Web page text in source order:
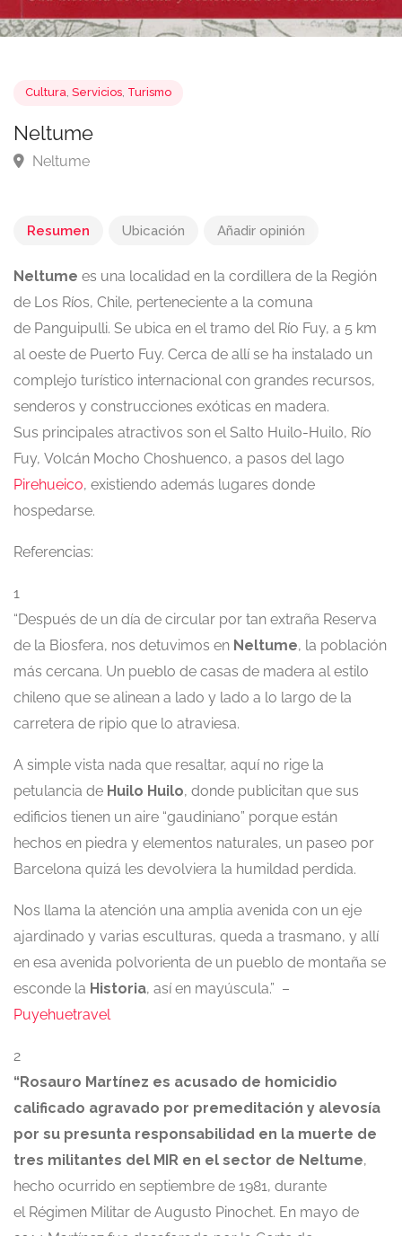
Cultura,Servicios
Resumen Ubicación Añadir opinión
Neltume es una localidad en la cordillera de la Región
de Los Ríos, Chile, perteneciente a la comuna
de Panguipulli. Se ubica en el tramo del Río Fuy, a 5 km
al oeste de Puerto Fuy. Cerca de allí se ha instalado un
complejo turístico internacional con grandes recursos,
senderos y construcciones exóticas en madera.
Sus principales atractivos son el Salto Huilo-Huilo, Río
Fuy, Volcán Mocho Choshuenco, a pasos del lago
Pirehueico, existiendo además lugares donde
hospedarse.
Referencias:
1
“Después de un día de circular por tan extraña Reserva
de la Biosfera, nos detuvimos en Neltume, la población
más cercana. Un pueblo de casas de madera al estilo
chileno que se alinean a lado y lado a lo largo de la
carretera de ripio que lo atraviesa.
A simple vista nada que resaltar, aquí no rige la
petulancia de Huilo Huilo, donde publicitan que sus
edificios tienen un aire “gaudiniano” porque están
hechos en piedra y elementos naturales, un paseo por
Barcelona quizá les devolviera la humildad perdida.
Nos llama la atención una amplia avenida con un eje
ajardinado y varias esculturas, queda a trasmano, y allí
en esa avenida polvorienta de un pueblo de montaña se
esconde la Historia, así en mayúscula.” –
Puyehuetravel
2
“Rosauro Martínez es acusado de homicidio
calificado agravado por premeditación y alevosía
por su presunta responsabilidad en la muerte de
tres militantes del MIR en el sector de Neltume,
hecho ocurrido en septiembre de 1981, durante
el Régimen Militar de Augusto Pinochet. En mayo de